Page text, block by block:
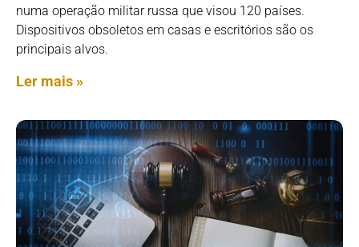
numa operação militar russa que visou 120 países.
Dispositivos obsoletos em casas e escritórios são os
principais alvos.
Ler mais »